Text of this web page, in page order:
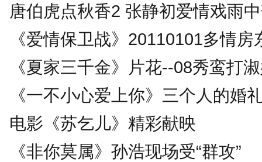
唐伯虎点秋香2 张静初爱情戏雨
《爱情保卫战》20110101多情房
《夏家三千金》片花--08秀鸾打
《一不小心爱上你》三个人的婚
电影《苏乞儿》精彩献映
《非你莫属》孙浩现场受“群攻”